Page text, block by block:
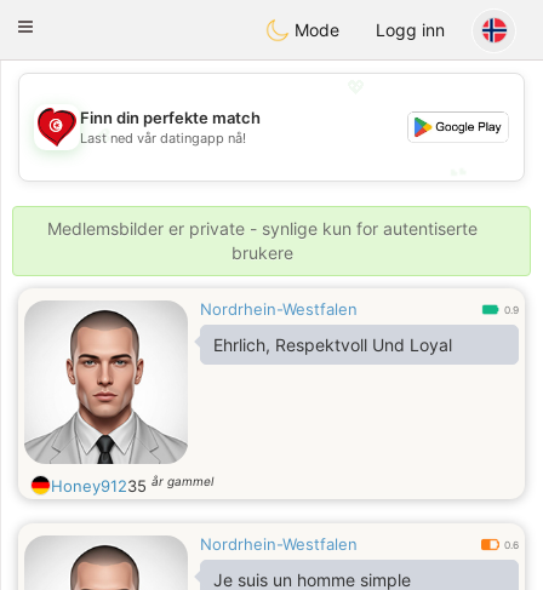
Tunisia Dating
Toggle
Mode Logg inn
💖
💕
Finn din perfekte match
Last ned vår datingapp nå!
Medlemsbilder er private - synlige kun for autentiserte
brukere
Nordrhein-Westfalen 0.9
Ehrlich, Respektvoll Und Loyal
Honey91235 år gammel
Nordrhein-Westfalen 0.6
Je suis un homme simple